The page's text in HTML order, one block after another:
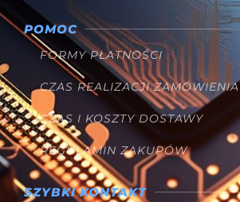
POMOC
FORMY PŁATNOŚCI
CZAS REALIZACJI ZAMÓWIENIA
CZAS I KOSZTY DOSTAWY
REGULAMIN ZAKUPÓW
SZYBKI KONTAKT